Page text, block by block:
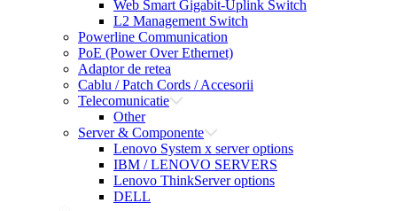
Web Smart Gigabit-Uplink Switch
L2 Management Switch
Powerline Communication
PoE (Power Over Ethernet)
Adaptor de retea
Cablu / Patch Cords / Accesorii
Telecomunicatie
Other
Server & Componente
Lenovo System x server options
IBM / LENOVO SERVERS
Lenovo ThinkServer options
DELL